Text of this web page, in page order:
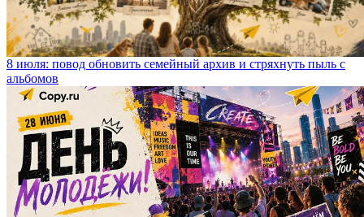
8 июля: повод обновить семейный архив и стряхнуть пыль с
альбомов